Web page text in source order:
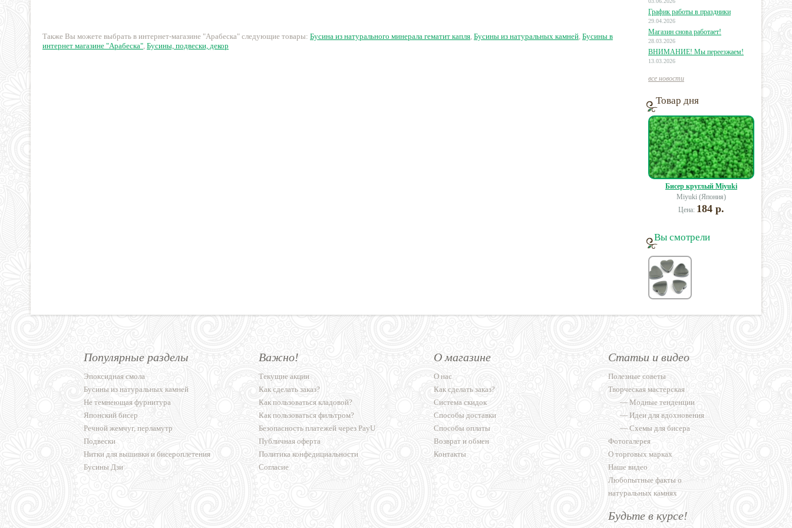
200 руб.
Также Вы можете выбрать в интернет-магазине "Арабеска" следующие товары: Бусина из натурального минерала гематит капля, Бусины из натуральных камней, Бусины в
интернет магазине "Арабеска", Бусины, подвески, декор
График работы в праздники
29.04.2026
Магазин снова работает!
28.03.2026
ВНИМАНИЕ! Мы переезжаем!
13.03.2026
все новости
Товар дня
Бисер круглый Miyuki
Miyuki (Япония)
Цена: 184 р.
Вы смотрели
Популярные разделы
Эпоксидная смола
Бусины из натуральных камней
Не темнеющая фурнитура
Японский бисер
Речной жемчуг, перламутр
Подвески
Нитки для вышивки и бисероплетения
Бусины Дзи
Важно!
Текущие акции
Как сделать заказ?
Как пользоваться кладовой?
Как пользоваться фильтром?
Безопасность платежей через PayU
Публичная оферта
Политика конфедициальности
Согласие
О магазине
О нас
Как сделать заказ?
Система скидок
Способы доставки
Способы оплаты
Возврат и обмен
Контакты
Статьи и видео
Полезные советы
Творческая мастерская
—Модные тенденции
—Идеи для вдохновения
—Схемы для бисера
Фотогалерея
О торговых марках
Наше видео
Любопытные факты о
натуральных камнях
Будьте в курсе!